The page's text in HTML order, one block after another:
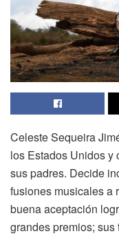
Celeste Sequeira
los Estados Unidos y
sus padres. Decide
fusiones musicales a
buena aceptación
grandes premios;